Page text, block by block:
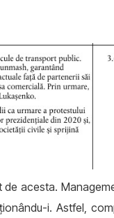
acesta.
i. Astfel,